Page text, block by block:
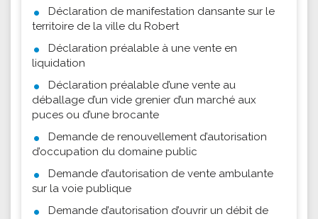
Déclaration de manifestation dansante sur le
territoire de la ville du Robert
Déclaration préalable à une vente en
liquidation
Déclaration préalable d’une vente au
déballage d’un vide grenier d’un marché aux
puces ou d’une brocante
Demande de renouvellement d’autorisation
d’occupation du domaine public
Demande d’autorisation de vente ambulante
sur la voie publique
Demande d’autorisation d’ouvrir un débit de